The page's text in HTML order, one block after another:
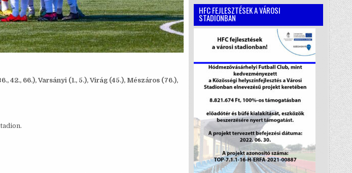
42., 66.), Varsányi (1., 5.), Virág (45.), Mészáros (76.),
HFC FEJLESZTÉSEK A VÁROSI
STADIONBAN